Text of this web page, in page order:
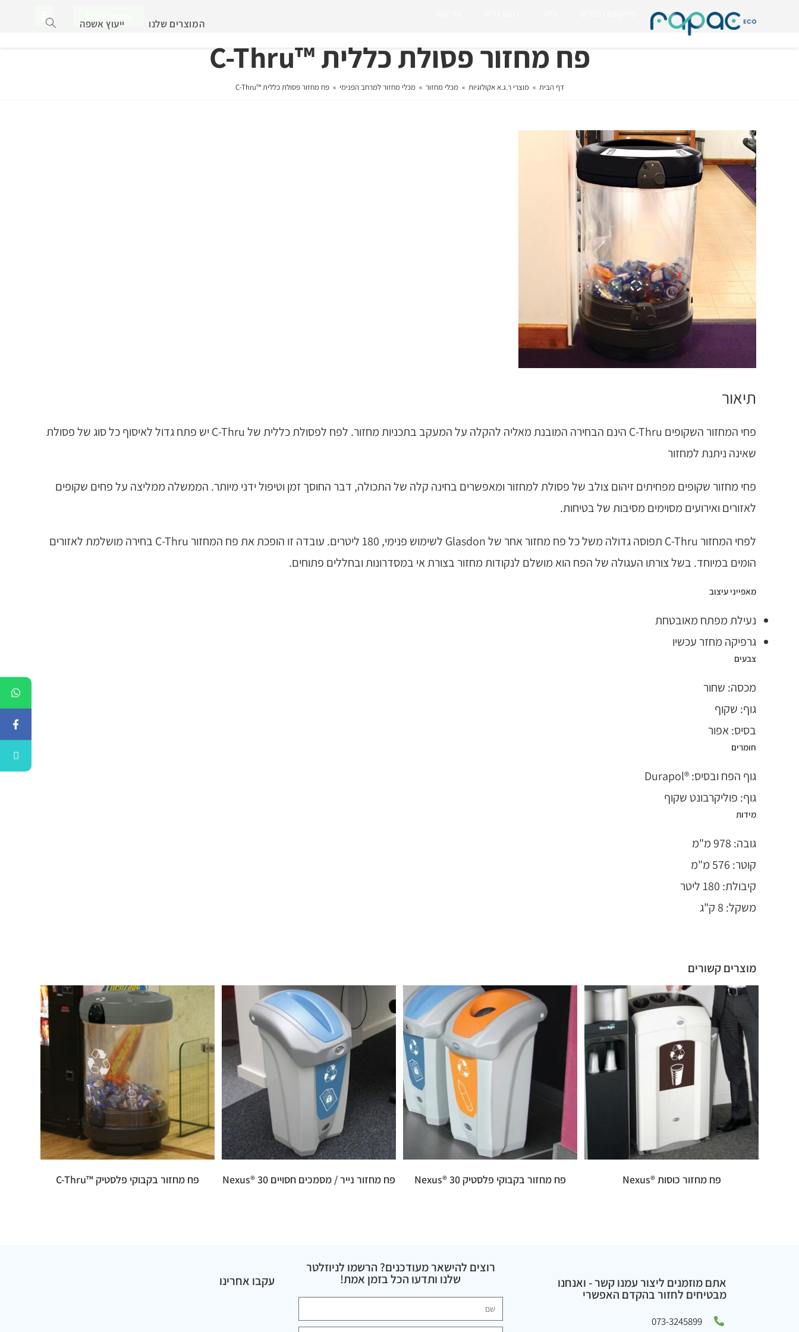
דף הבית החזון שלנו
המוצרים שלנו ייעוץ אשפה
פח מחזור פסולת כללית ™C-Thru
דף הבית » מוצרי ר.ג.א אקולוגיות » מכלי מחזור » מכלי מחזור למרחב הפנימי » פח מחזור פסולת כללית ™C-Thru
תיאור
פחי המחזור השקופים C-Thru הינם הבחירה המובנת מאליה להקלה על המעקב בתכניות מחזור. לפח לפסולת כללית של C-Thru יש פתח גדול לאיסוף כל סוג של פסולת
שאינה ניתנת למחזור
פחי מחזור שקופים מפחיתים זיהום צולב של פסולת למחזור ומאפשרים בחינה קלה של התכולה, דבר החוסך זמן וטיפול ידני מיותר. הממשלה ממליצה על פחים שקופים
לאזורים ואירועים מסוימים מסיבות של בטיחות.
לפחי המחזור C-Thru תפוסה גדולה משל כל פח מחזור אחר של Glasdon לשימוש פנימי, 180 ליטרים. עובדה זו הופכת את פח המחזור C-Thru בחירה מושלמת לאזורים
הומים במיוחד. בשל צורתו העגולה של הפח הוא מושלם לנקודות מחזור בצורת אי במסדרונות ובחללים פתוחים.
מאפייני עיצוב
נעילת מפתח מאובטחת
גרפיקה מחזר עכשיו
צבעים
מכסה: שחור
גוף: שקוף
בסיס: אפור
חומרים
גוף הפח ובסיס: ®Durapol
גוף: פוליקרבונט שקוף
מידות
גובה: 978 מ"מ
קוטר: 576 מ"מ
קיבולת: 180 ליטר
משקל: 8 ק"ג
מוצרים קשורים
פח מחזור כוסות ®Nexus פח מחזור בקבוקי פלסטיק 30 ®Nexus פח מחזור נייר / מסמכים חסויים 30 ®Nexus פח מחזור בקבוקי פלסטיק ™C-Thru
אתם מוזמנים ליצור עמנו קשר - ואנחנו
מבטיחים לחזור בהקדם האפשרי
073-3245899
רוצים להישאר מעודכנים? הרשמו לניוזלטר
שלנו ותדעו הכל בזמן אמת! עקבו אחרינו